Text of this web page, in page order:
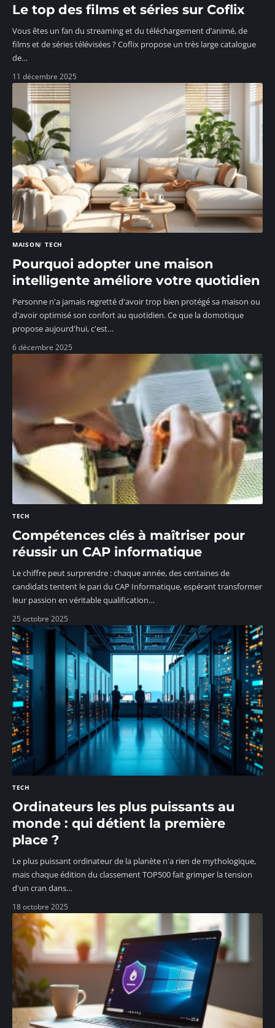
Le top des films et séries sur Coflix
Vous êtes un fan du streaming et du téléchargement d’animé, de
films et de séries télévisées ? Coflix propose un très large catalogue
de…
11 décembre 2025
MAISON TECH
Pourquoi adopter une maison
intelligente améliore votre quotidien
Personne n'a jamais regretté d'avoir trop bien protégé sa maison ou
d'avoir optimisé son confort au quotidien. Ce que la domotique
propose aujourd'hui, c'est…
6 décembre 2025
TECH
Compétences clés à maîtriser pour
réussir un CAP informatique
Le chiffre peut surprendre : chaque année, des centaines de
candidats tentent le pari du CAP Informatique, espérant transformer
leur passion en véritable qualification…
25 octobre 2025
TECH
Ordinateurs les plus puissants au
monde : qui détient la première
place ?
Le plus puissant ordinateur de la planète n'a rien de mythologique,
mais chaque édition du classement TOP500 fait grimper la tension
d'un cran dans…
18 octobre 2025